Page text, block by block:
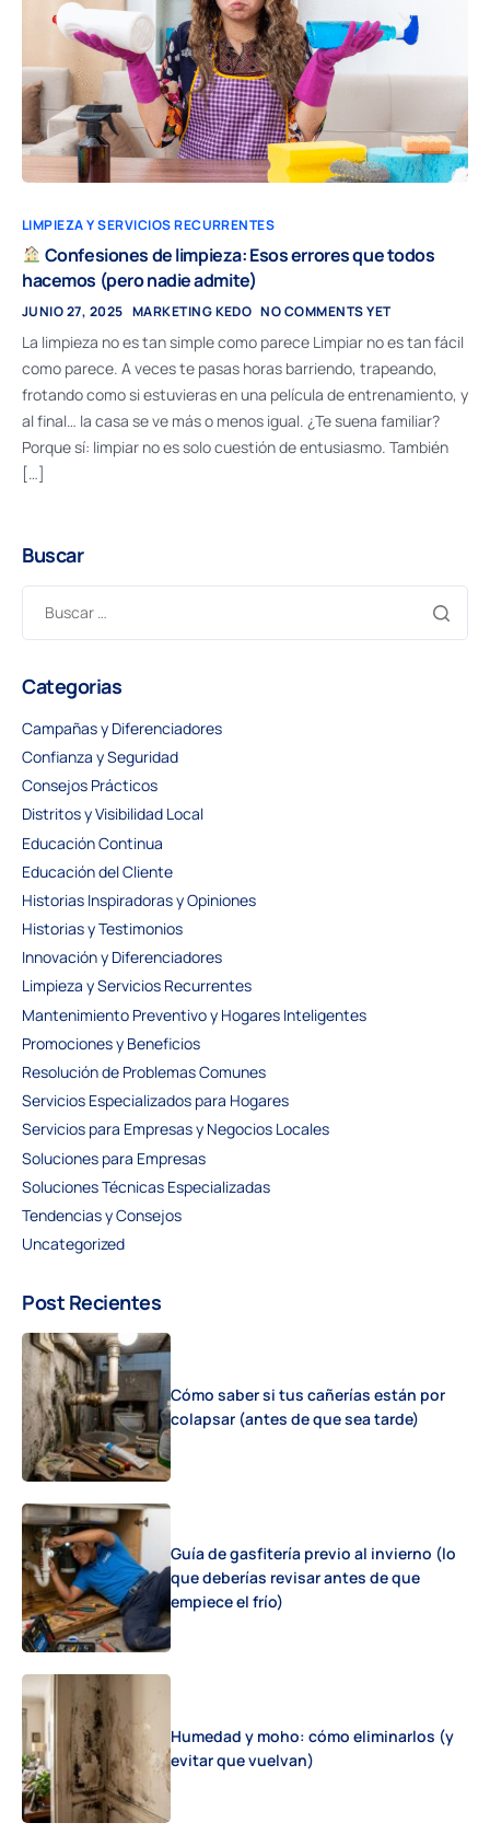
LIMPIEZA Y SERVICIOS RECURRENTES
Confesiones de limpieza: Esos errores que todos
hacemos (pero nadie admite)
JUNIO 27, 2025 MARKETING KEDO NO COMMENTS YET
La limpieza no es tan simple como parece Limpiar no es tan fácil
como parece. A veces te pasas horas barriendo, trapeando,
frotando como si estuvieras en una película de entrenamiento, y
al final… la casa se ve más o menos igual. ¿Te suena familiar?
Porque sí: limpiar no es solo cuestión de entusiasmo. También
[…]
Buscar
Categorias
Campañas y Diferenciadores
Confianza y Seguridad
Consejos Prácticos
Distritos y Visibilidad Local
Educación Continua
Educación del Cliente
Historias Inspiradoras y Opiniones
Historias y Testimonios
Innovación y Diferenciadores
Limpieza y Servicios Recurrentes
Mantenimiento Preventivo y Hogares Inteligentes
Promociones y Beneficios
Resolución de Problemas Comunes
Servicios Especializados para Hogares
Servicios para Empresas y Negocios Locales
Soluciones para Empresas
Soluciones Técnicas Especializadas
Tendencias y Consejos
Uncategorized
Post Recientes
Cómo saber si tus cañerías están por
colapsar (antes de que sea tarde)
Guía de gasfitería previo al invierno (lo
que deberías revisar antes de que
empiece el frío)
Humedad y moho: cómo eliminarlos (y
evitar que vuelvan)